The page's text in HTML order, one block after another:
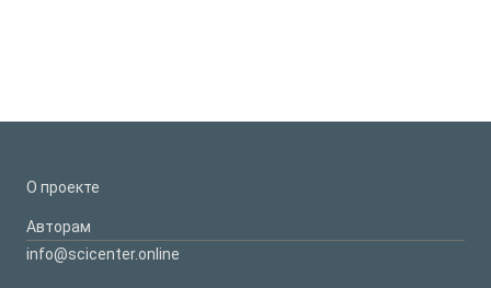
О проекте
Авторам
info@scicenter.online